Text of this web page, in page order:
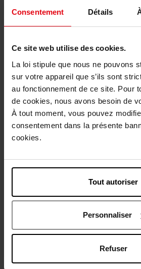
Consentement Détails
Ce site web utilise des cookies.
La loi stipule que nous ne pouvons
sur votre appareil que s’ils sont
au fonctionnement de ce site. Pour
de cookies, nous avons besoin de
À tout moment, vous pouvez
consentement dans la présente
cookies.
Tout autoriser
Personnaliser
Refuser
smoothies
Coffret
20,90 € Ajouter